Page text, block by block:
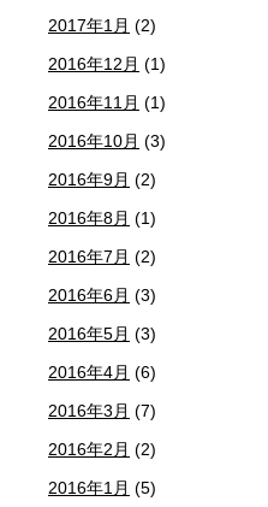
2017年1月 (2)
2016年12月 (1)
2016年11月 (1)
2016年10月 (3)
2016年9月 (2)
2016年8月 (1)
2016年7月 (2)
2016年6月 (3)
2016年5月 (3)
2016年4月 (6)
2016年3月 (7)
2016年2月 (2)
2016年1月 (5)